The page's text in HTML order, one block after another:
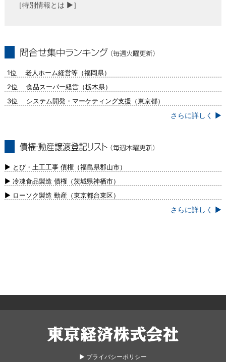
［特別情報とは ▶］
1位 老人ホーム経営等（福岡県）
2位 食品スーパー経営（栃木県）
3位 システム開発・マーケティング支援（東京都）
さらに詳しく ▶
新）
▶ とび・土工工事 債権（福島県郡山市）
▶ 冷凍食品製造 債権（茨城県神栖市）
▶ ローソク製造 動産（東京都台東区）
さらに詳しく ▶
▶︎ プライバシーポリシー